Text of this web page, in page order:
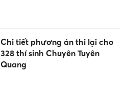
Chi tiết phương án thi lại cho
328 thí sinh Chuyên Tuyên
Quang